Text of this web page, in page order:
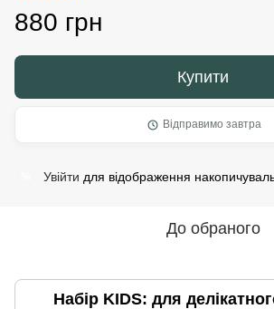
880 грн
Купити
Відправимо завтра
Увійти для відображення
До обраного
Набір KIDS: для